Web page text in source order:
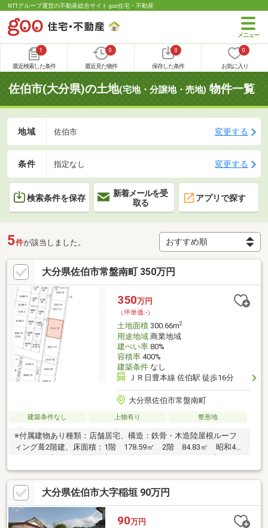
NTTグループ運営の不動産総合サイト goo住宅・不動産
1
最近検索した条件
0
最近見た物件
0
保存した条件
0
お気に入り
佐伯市(大分県)の土地(宅地・分譲地・売地) 物件一覧
地域 佐伯市 変更する
条件 指定なし 変更する
検索条件を保存
新着メールを受
取る
アプリで探す
5件が該当しました。
大分県佐伯市常盤南町 350万円
350万円
（坪単価:-）
土地面積300.66m2
用途地域商業地域
建ぺい率80%
容積率400%
建築条件なし
ＪＲ日豊本線 佐伯駅 徒歩16分
大分県佐伯市常盤南町
建築条件なし 上物有り 整形地
※付属建物あり種類：店舗居宅、構造：鉄骨・木造陸屋根ルーフ
ィング葺2階建、床面積：1階 178.59㎡ 2階 84.83㎡ 昭和46
年10月5日新築※建物現況渡し☆ダイソー＆アオヤマ佐伯店まで約
70ｍ（徒歩10分）☆ファミリーマート佐伯常盤南店まで130ｍ
（徒歩2分）☆佐伯郵便局まで200ｍ（徒歩3分）☆市立佐伯東小
学校まで370ｍ（徒歩5分）☆佐伯市役所まで480ｍ（車で1分）
大分県佐伯市大字稲垣 90万円
90万円